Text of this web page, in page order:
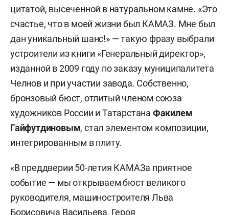
цитатой, высеченной в натуральном камне. «Это
счастье, что в моей жизни был КАМАЗ. Мне был
дан уникальный шанс!» — такую фразу выбрали
устроители из книги «Генеральный директор»,
изданной в 2009 году по заказу муниципалитета
Челнов и при участии завода. Собственно,
бронзовый бюст, отлитый членом союза
художников России и Татарстана Факилем
Гайфутдиновым, стал элементом композиции,
интегрированным в плиту.
«В преддверии 50-летия КАМАЗа приятное
событие — мы открываем бюст великого
руководителя, машиностроителя Льва
Борисовича Васильева, Героя